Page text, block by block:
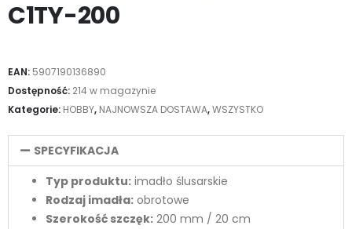
C1TY-200
EAN: 5907190136890
Dostępność: 214 w magazynie
Kategorie: HOBBY, NAJNOWSZA DOSTAWA,WSZYSTKO
SPECYFIKACJA
Typ produktu: imadło ślusarskie
Rodzaj imadła: obrotowe
Szerokość szczęk: 200 mm / 20 cm